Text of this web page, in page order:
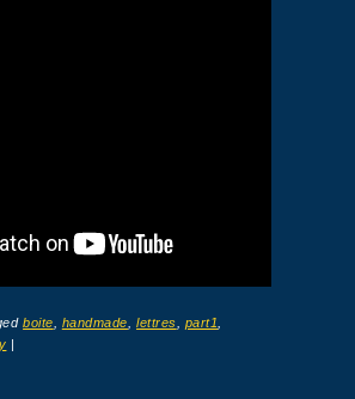
boite handmade ,lettres part1